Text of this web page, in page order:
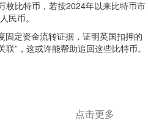
比特币，若按2024年以来比特币市
民币。
定资金流转证据，证明英国扣押的
”，这或许能帮助追回这些比特币。
点击更多